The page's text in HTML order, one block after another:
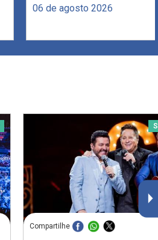
06 de agosto 2026
Compartilhe